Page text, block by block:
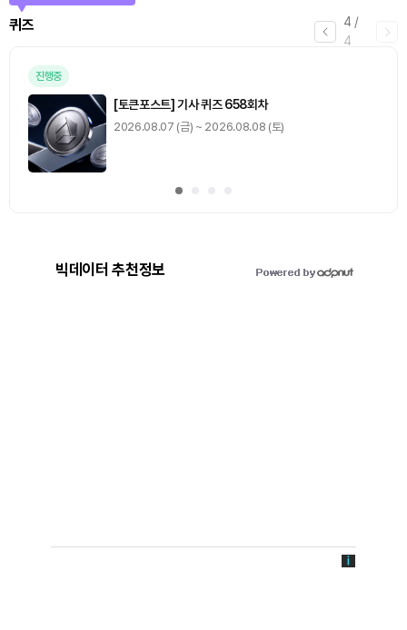
4 /
4
퀴즈
진행중
[토큰포스트] 기사 퀴즈 658회차
2026.08.07 (금) ~ 2026.08.08 (토)
빅데이터 추천정보